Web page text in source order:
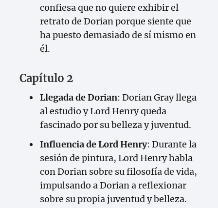
confiesa que no quiere exhibir el
retrato de Dorian porque siente que
ha puesto demasiado de sí mismo en
él.
Capítulo 2
Llegada de Dorian: Dorian Gray llega
al estudio y Lord Henry queda
fascinado por su belleza y juventud.
Influencia de Lord Henry: Durante la
sesión de pintura, Lord Henry habla
con Dorian sobre su filosofía de vida,
impulsando a Dorian a reflexionar
sobre su propia juventud y belleza.